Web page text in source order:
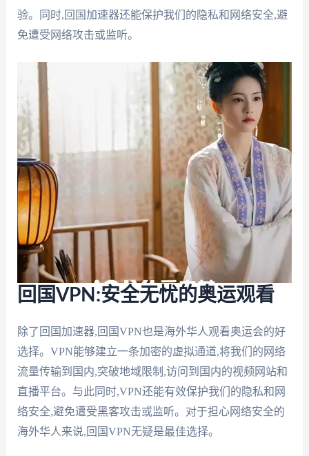
验。同时,回国加速器还能保护我们的隐私和网络安全,避
免遭受网络攻击或监听。
回国VPN:安全无忧的奥运观看
除了回国加速器,回国VPN也是海外华人观看奥运会的好
选择。VPN能够建立一条加密的虚拟通道,将我们的网络
流量传输到国内,突破地域限制,访问到国内的视频网站和
直播平台。与此同时,VPN还能有效保护我们的隐私和网
络安全,避免遭受黑客攻击或监听。对于担心网络安全的
海外华人来说,回国VPN无疑是最佳选择。